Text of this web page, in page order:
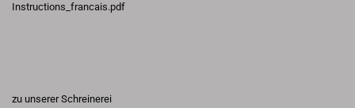
Instructions_francais.pdf
zu unserer Schreinerei